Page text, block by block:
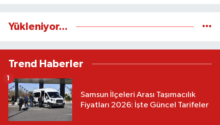
Yükleniyor...
Trend Haberler
Samsun İlçeleri Arası Taşımacılık
Fiyatları 2026: İşte Güncel Tarifeler
1